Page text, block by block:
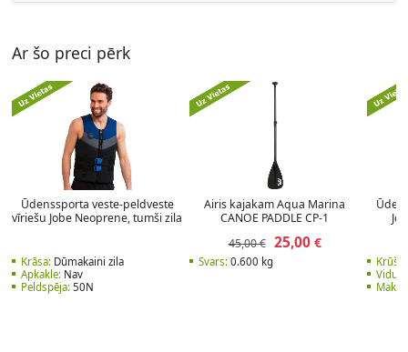
Ar šo preci pērk
Ūdenssporta veste-peldveste
vīriešu Jobe Neoprene, tumši zila
Krāsa:Dūmakaini zila
Apkakle:Nav
Peldspēja:50N
Airis kajakam Aqua Marina
CANOE PADDLE CP-1
45,00 € 25,00€
Svars:0.600 kg
Maks.